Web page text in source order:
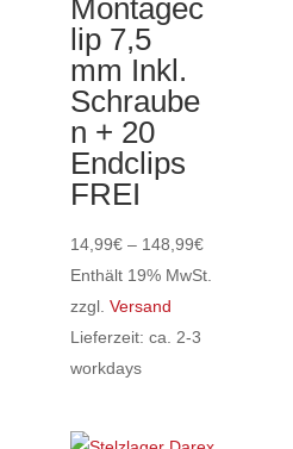
Montagec
lip 7,5
mm Inkl.
Schraube
n + 20
Endclips
FREI
14,99€ – 148,99€Preisspanne:
14,99€
Enthält 19% MwSt.
zzgl. Versand
Lieferzeit: ca. 2-3
workdays
Produkt